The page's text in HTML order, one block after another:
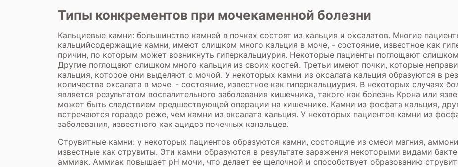
Типы конкрементов при мочекаменной болезни
Кальциевые камни: большинство камней в почках состоят из кальция и оксалатов. Многие
кальцийсодержащие камни, имеют слишком много кальция в моче, - состояние, известное как
причин, по которым может возникнуть гиперкальциурия. Некоторые пациенты поглощают
Другие поглощают слишком много кальция из своих костей. Третьи имеют почки, которые
кальция, которое они выделяют с мочой. У некоторых камни из оксалата кальция образуются в
количества оксалата в моче, - состояние, известное как гиперкальциурия. В некоторых случаях
является результатом воспалительного заболевания кишечника, такого как болезнь Крона или
может быть следствием предшествующей операции на кишечнике. Камни из фосфата кальция,
встречаются гораздо реже, чем камни из оксалата кальция. У некоторых пациентов камни из
заболевания, известного как ацидоз почечных канальцев.
Струвитные камни: у некоторых пациентов образуются камни, состоящие из смеси магния,
известные как струвиты. Эти камни образуются в результате заражения некоторыми видами
аммиак. Аммиак повышает рН мочи, что делает ее щелочной и способствует образованию